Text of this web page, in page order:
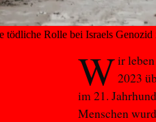
tödliche Rolle bei Israels Genozid
Wir
2023
im 21.
Menschen